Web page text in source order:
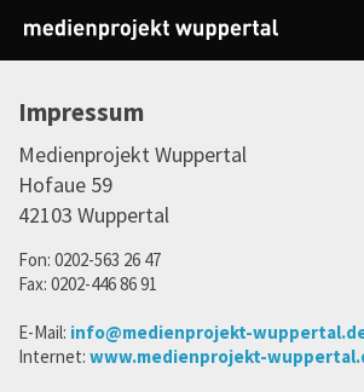
Impressum
Medienprojekt Wuppertal
Hofaue 59
42103 Wuppertal
Fon: 0202-563 26 47
Fax: 0202-446 86 91
E-Mail: info@medienprojekt-
Internet: www.medienprojekt-